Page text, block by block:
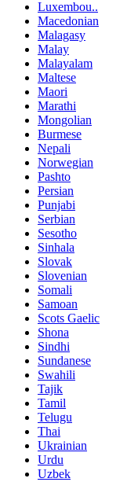
Luxembou..
Macedonian
Malagasy
Malay
Malayalam
Maltese
Maori
Marathi
Mongolian
Burmese
Nepali
Norwegian
Pashto
Persian
Punjabi
Serbian
Sesotho
Sinhala
Slovak
Slovenian
Somali
Samoan
Scots Gaelic
Shona
Sindhi
Sundanese
Swahili
Tajik
Tamil
Telugu
Thai
Ukrainian
Urdu
Uzbek